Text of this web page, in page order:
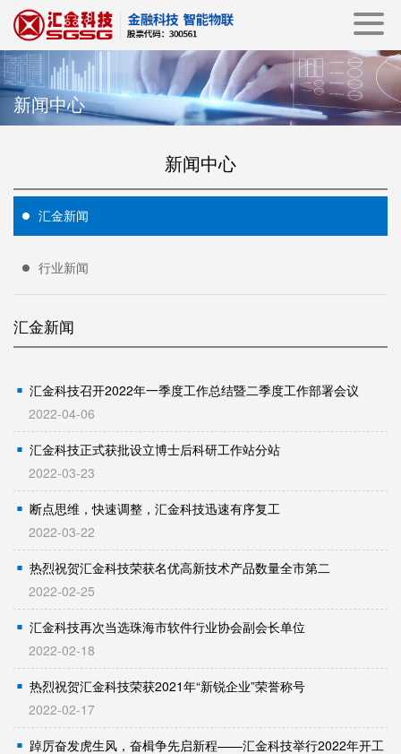
新闻中心
新闻中心
汇金新闻
行业新闻
汇金新闻
汇金科技召开2022年一季度工作总结暨二季度工作部署会议
2022-04-06
汇金科技正式获批设立博士后科研工作站分站
2022-03-23
断点思维，快速调整，汇金科技迅速有序复工
2022-03-22
热烈祝贺汇金科技荣获名优高新技术产品数量全市第二
2022-02-25
汇金科技再次当选珠海市软件行业协会副会长单位
2022-02-18
热烈祝贺汇金科技荣获2021年“新锐企业”荣誉称号
2022-02-17
踔厉奋发虎生风，奋楫争先启新程——汇金科技举行2022年开工